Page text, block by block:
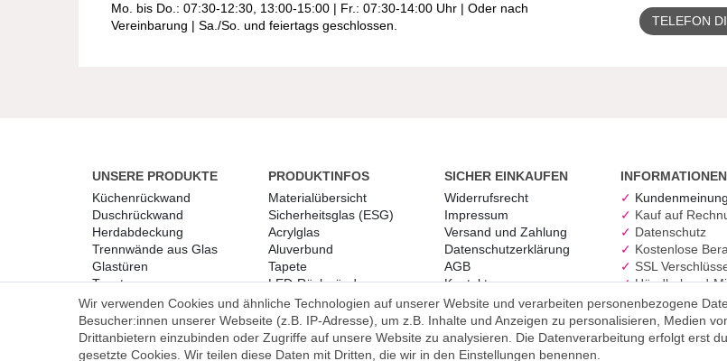
Mo. bis Do.: 07:30-12:30, 13:00-15:00 | Fr.: 07:30-14:00 Uhr | Oder nach
Vereinbarung | Sa./So. und feiertags geschlossen.
TELEFON
UNSERE PRODUKTE
Küchenrückwand
Duschrückwand
Herdabdeckung
Trennwände aus Glas
Glastüren
Tapete
Gutscheine
Blog & News
PRODUKTINFOS
Materialübersicht
Sicherheitsglas (ESG)
Acrylglas
Aluverbund
Tapete
LED-Rückwände
Herdabdeckungen
Bohrungen und
Ausschnitte
Polierte Kanten
SICHER EINKAUFEN
Widerrufs­recht
Impressum
Versand und Zahlung
Daten­schutz­erklärung
AGB
Kontakt
Geschäftkunden
INFORMATIONEN
Kauf auf
Datenschutz
Kostenlose
SSL
Händlerbund-
Wir verwenden Cookies und ähnliche Technologien auf unserer Website und verarbeiten personenbezogene
Besucher:innen unserer Webseite (z.B. IP-Adresse), um z.B. Inhalte und Anzeigen zu personalisieren, Medien
Drittanbietern einzubinden oder Zugriffe auf unsere Website zu analysieren. Die Datenverarbeitung erfolgt erst
gesetzte Cookies. Wir teilen diese Daten mit Dritten, die wir in den Einstellungen benennen.